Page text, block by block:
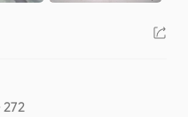
272